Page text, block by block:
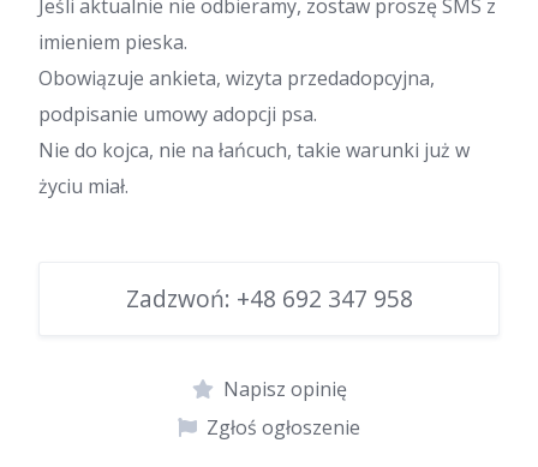
Jeśli aktualnie nie odbieramy, zostaw proszę SMS z
imieniem pieska.
Obowiązuje ankieta, wizyta przedadopcyjna,
podpisanie umowy adopcji psa.
Nie do kojca, nie na łańcuch, takie warunki już w
życiu miał.
Zadzwoń: +48 692 347 958
Napisz opinię
Zgłoś ogłoszenie